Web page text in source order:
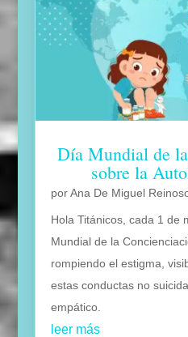
Día Mundial de
sobre la
porAna De Miguel
Hola Titánicos, cada 1 de
Mundial de la
rompiendo el estigma,
estas conductas no
empático.
leer más